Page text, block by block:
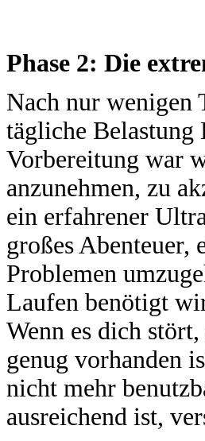
Phase 2: Die
Nach nur wenigen
tägliche Belastung
Vorbereitung war
anzunehmen, zu
ein erfahrener
großes
Problemen
Laufen benötigt
Wenn es dich
genug vorhanden
nicht mehr
ausreichend ist,